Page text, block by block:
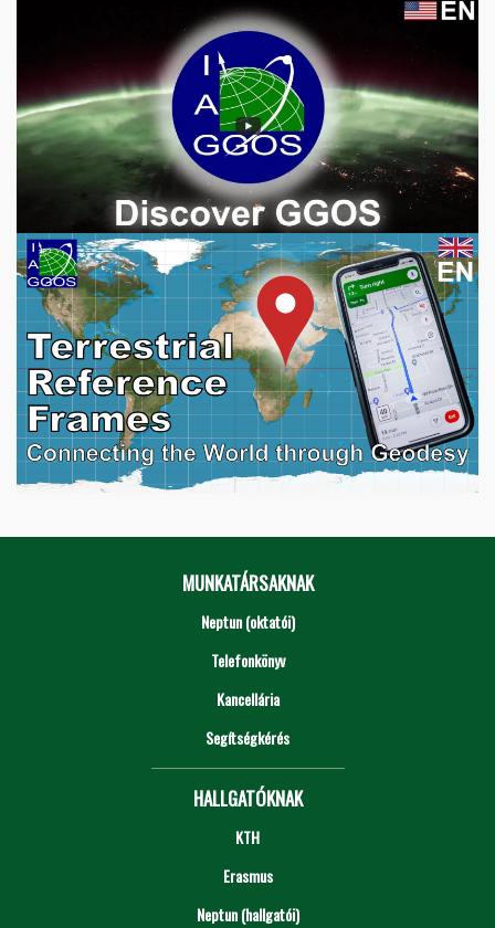
MUNKATÁRSAKNAK
Neptun (oktatói)
Telefonkönyv
Kancellária
Segítségkérés
HALLGATÓKNAK
KTH
Erasmus
Neptun (hallgatói)